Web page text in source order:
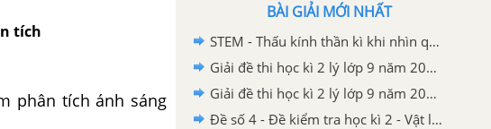
tích
phân tích ánh sáng
BÀI GIẢI MỚI NHẤT
STEM - Thấu kính thần kì khi nhìn qua cốc nước
Giải đề thi học kì 2 lý lớp 9 năm 2020 - 2021 trường THCS Gia Thụy
Giải đề thi học kì 2 lý lớp 9 năm 2020 - 2021 Phòng GD - ĐT Thành Phố Thủ Dầu Một
Đề số 4 - Đề kiểm tra học kì 2 - Vật lí 9